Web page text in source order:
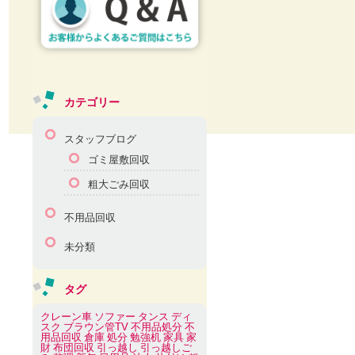
カテゴリー
スタッフブログ
ゴミ屋敷回収
粗大ごみ回収
不用品回収
未分類
タグ
クレーン車 ソファー タンス ディ
スク ブラウン管TV 不用品処分 不
用品回収 倉庫 処分 勉強机 家具 家
財 布団回収 引っ越し 引っ越しご